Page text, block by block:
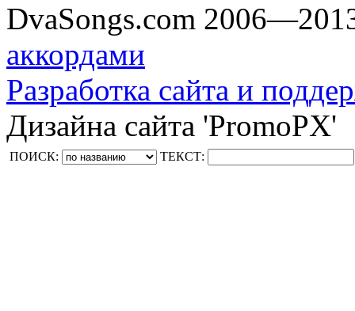
DvaSongs.com
аккордами
Разработка сайта и
Дизайна сайта 'PromoPX'
ПОИСК: ТЕКСТ: